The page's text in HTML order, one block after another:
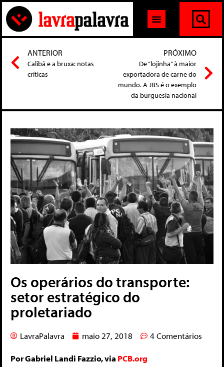
ANTERIOR
Calibã e a bruxa: notas
críticas
PRÓXIMO
De “lojinha” à maior
exportadora de carne do
mundo. A JBS é o exemplo
da burguesia nacional
Os operários do transporte:
setor estratégico do
proletariado
LavraPalavra maio 27, 2018 4 Comentários
Por Gabriel Landi Fazzio, via PCB.org